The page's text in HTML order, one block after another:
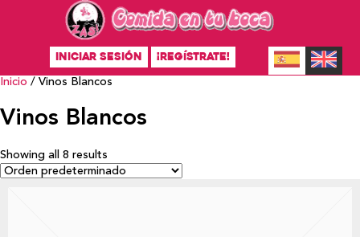
INICIAR SESIÓN ¡REGÍSTRATE!
Inicio / Vinos Blancos
Vinos Blancos
Showing all 8 results